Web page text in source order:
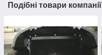
Подібні товари компанії